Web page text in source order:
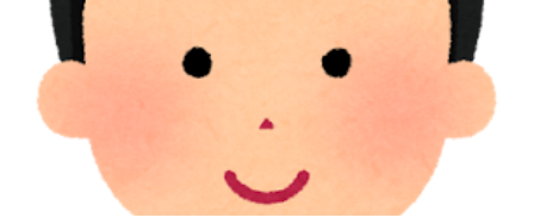
道聞かれたくらいじゃ答えるけど
-3
2026/06/03(水) 19:18:43